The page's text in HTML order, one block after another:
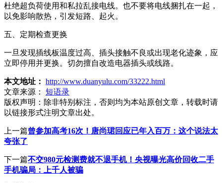
杜绝超负荷使用和私拉乱接电线。也不要将电线捆扎在一起，
以免影响散热，引发短路、起火。
五、定期检查更换
一旦发现插线板温度过高、插头接触不良或出现老化迹象，应
立即停用并更换。切勿擅自改造电器插头或线路。
本文地址： http://www.duanyulu.com/33222.html
文章来源：
短语录
版权声明： 除非特别标注，否则均为本站原创文章，转载时请
以链接形式注明文章出处。
上一篇曾参加高考16次！唐尚珺回应已年入百万：这个说法太
夸张了
下一篇不交980元检测费就不退手机！央视曝光高价回收二手
手机骗局：上千人被骗